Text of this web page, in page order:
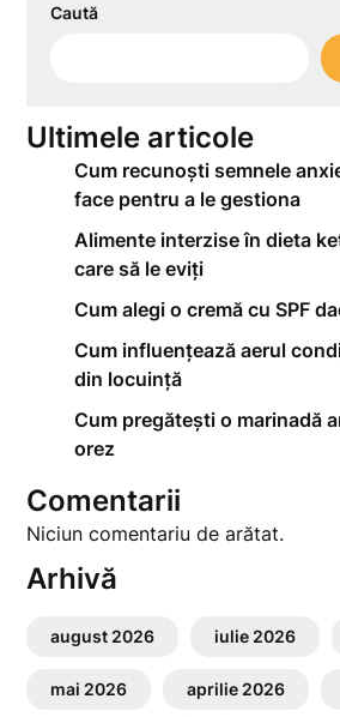
Caută
Ultimele articole
Cum recunoști semnele
face pentru a le gestiona
Alimente interzise în dieta
care să le eviți
Cum alegi o cremă cu SPF
Cum influențează aerul
din locuință
Cum pregătești o marinadă
orez
Comentarii
Niciun comentariu de arătat.
Arhivă
august 2026 iulie 2026
mai 2026 aprilie 2026